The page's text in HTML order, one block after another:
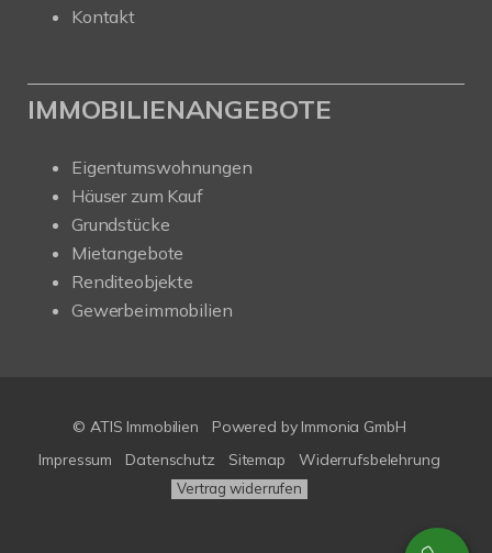
Kontakt
IMMOBILIENANGEBOTE
Eigentumswohnungen
Häuser zum Kauf
Grundstücke
Mietangebote
Renditeobjekte
Gewerbeimmobilien
© ATIS Immobilien Powered by Immonia GmbH
Impressum
Datenschutz Sitemap Widerrufsbelehrung
Vertrag widerrufen